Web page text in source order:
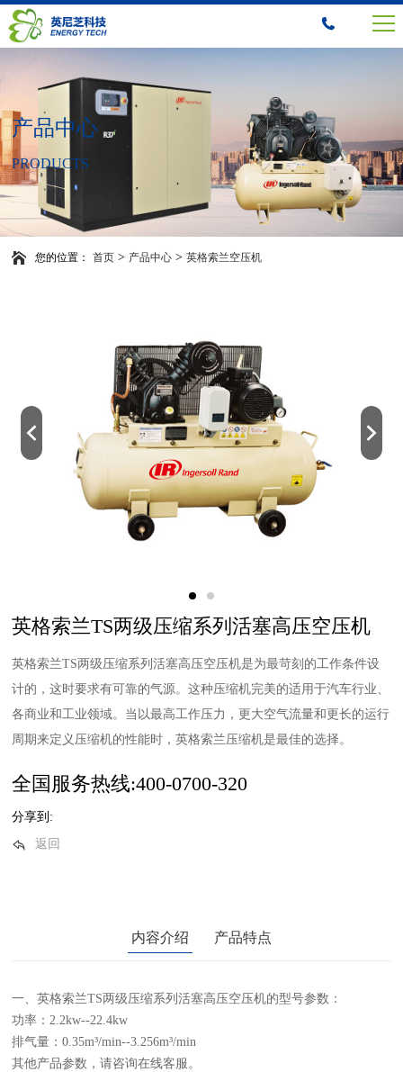
产品中心
PRODUCTS
您的位置： 首页 > 产品中心 >英格索兰空压机
英格索兰TS两级压缩系列活塞高压空压机
英格索兰TS两级压缩系列活塞高压空压机是为最苛刻的工作条件设
计的，这时要求有可靠的气源。这种压缩机完美的适用于汽车行业、
各商业和工业领域。当以最高工作压力，更大空气流量和更长的运行
周期来定义压缩机的性能时，英格索兰压缩机是最佳的选择。
全国服务热线:400-0700-320
分享到:
返回
内容介绍 产品特点
一、英格索兰TS两级压缩系列活塞高压空压机的型号参数：
功率：2.2kw--22.4kw
排气量：0.35m³/min--3.256m³/min
其他产品参数，请咨询在线客服。